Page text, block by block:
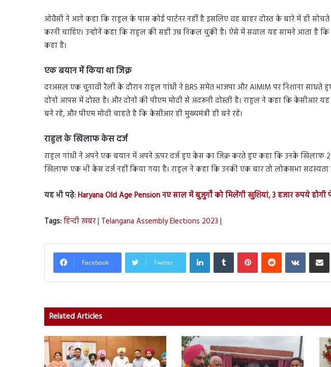
ओवैसी ने आगे कहा कि राहुल के पास कोई पार्टनर नहीं है इसलिए वह बाहर दोस्त के बारे में ही
करनी चाहिए। उन्होनें कहा कि राहुल की सही उम्र निकल चुकी है। ऐसे में सवाल यह सामने आता है
कहा है।
एक बयान में किया था जिक्र
दरअसल एक चुनावी रैली के दौरान राहुल गांधी ने BRS समेत भाजपा और AIMIM पर निशाना
दोनों आपस में दोस्त है। और दोनों की पीएम मोदी से अंदरूनी दोस्ती है। राहुल ने कहा कि केसीआर यह
बने रहे, और पीएम मोदी चाहते है कि केसीआर ही मुख्यमंत्री ही बने रहें।
राहुल के खिलाफ केस दर्ज
राहुल गांधी ने अपने एक बयान में अपने ऊपर दर्ज हुए केस का जिक्र करते हुए कहा कि उनके
खिलाफ एक भी केस दर्ज नहीं किया गया है। राहुल ने कहा कि उनकी एक बार तो लोकसभा सदस्यता
यह भी पढ़े:Haryana Old Age Pension नए साल में बुजुर्गों को मिलेंगी खुशियां, 3 हजार रुपये होगी
Tags:हिन्दी ख़बर| Telangana Assembly Elections 2023 |
Facebook Twitter
LinkedInTumblr PinterestReddit
Related Articles